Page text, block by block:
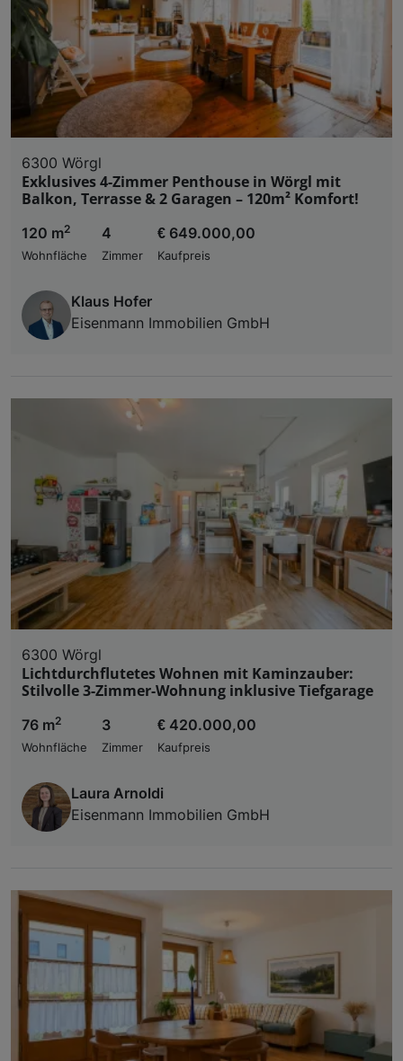
6300 Wörgl
Exklusives 4-Zimmer Penthouse in Wörgl mit
Balkon, Terrasse & 2 Garagen – 120m² Komfort!
120 m2
Wohnfläche
4
Zimmer
€ 649.000,00
Kaufpreis
Klaus Hofer
Eisenmann Immobilien GmbH
6300 Wörgl
Lichtdurchflutetes Wohnen mit Kaminzauber:
Stilvolle 3-Zimmer-Wohnung inklusive Tiefgarage
76 m2
Wohnfläche
3
Zimmer
€ 420.000,00
Kaufpreis
Laura Arnoldi
Eisenmann Immobilien GmbH